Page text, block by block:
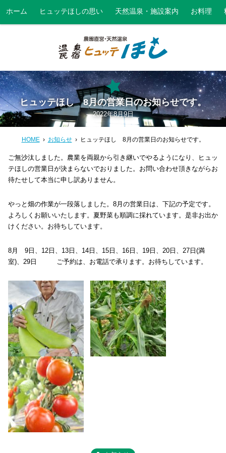
ホーム ヒュッテほしの思い 天然温泉・施設案内 お料理
ヒュッテほし 8月の営業日のお知らせです。
2022年8月9日
HOME お知らせ ヒュッテほし 8月の営業日のお知らせです。
ご無沙汰しました。農業を両親から引き継いでやるようになり、ヒュッ
テほしの営業日が決まらないでおりました。お問い合わせ頂きながらお
待たせして本当に申し訳ありません。
やっと畑の作業が一段落しました。8月の営業日は、下記の予定です。
よろしくお願いいたします。夏野菜も順調に採れています。是非お出か
けください。お待ちしています。
8月 9日、12日、13日、14日、15日、16日、19日、20日、27日(満
室)、29日 ご予約は、お電話で承ります。お待ちしています。